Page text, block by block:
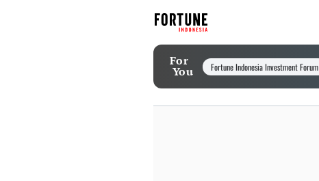
For
You Fortune Indonesia Investment Forum